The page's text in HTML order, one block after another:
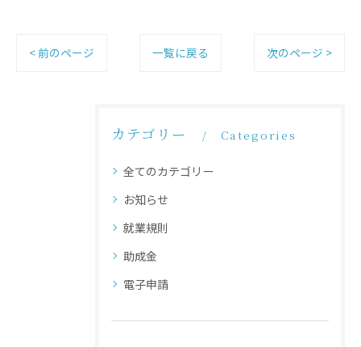
< 前のページ 一覧に戻る 次のページ >
カテゴリー Categories
全てのカテゴリー
お知らせ
就業規則
助成金
電子申請